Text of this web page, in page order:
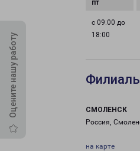
Оцените нашу работу
с 09:00 до
18:00
СМОЛЕНСК
Россия,
на карте